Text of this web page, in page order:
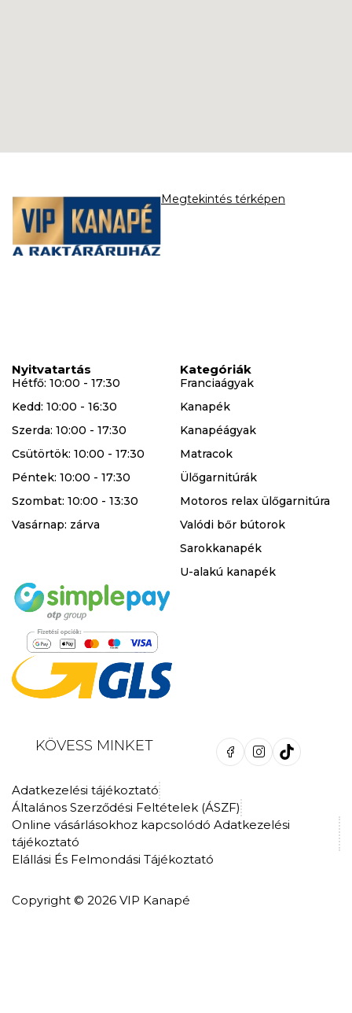
Megtekintés térképen
Nyitvatartás
Hétfő: 10:00 - 17:30
Kedd: 10:00 - 16:30
Szerda: 10:00 - 17:30
Csütörtök: 10:00 - 17:30
Péntek: 10:00 - 17:30
Szombat: 10:00 - 13:30
Vasárnap: zárva
Kategóriák
Franciaágyak
Kanapék
Kanapéágyak
Matracok
Ülőgarnitúrák
Motoros relax ülőgarnitúra
Valódi bőr bútorok
Sarokkanapék
U-alakú kanapék
KÖVESS MINKET
Adatkezelési tájékoztató
Általános Szerződési Feltételek (ÁSZF)
Online vásárlásokhoz kapcsolódó Adatkezelési
tájékoztató
Elállási És Felmondási Tájékoztató
Copyright © 2026 VIP Kanapé